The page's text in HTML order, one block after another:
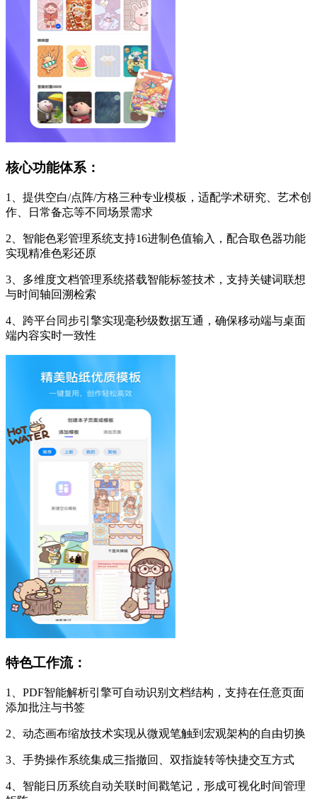
核心功能体系：
1、提供空白/点阵/方格三种专业模板，适配学术研究、艺术创
作、日常备忘等不同场景需求
2、智能色彩管理系统支持16进制色值输入，配合取色器功能
实现精准色彩还原
3、多维度文档管理系统搭载智能标签技术，支持关键词联想
与时间轴回溯检索
4、跨平台同步引擎实现毫秒级数据互通，确保移动端与桌面
端内容实时一致性
特色工作流：
1、PDF智能解析引擎可自动识别文档结构，支持在任意页面
添加批注与书签
2、动态画布缩放技术实现从微观笔触到宏观架构的自由切换
3、手势操作系统集成三指撤回、双指旋转等快捷交互方式
4、智能日历系统自动关联时间戳笔记，形成可视化时间管理